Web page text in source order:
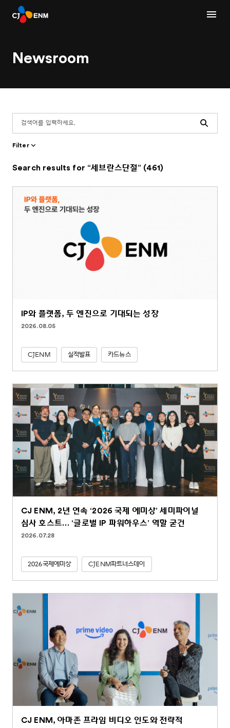
Newsroom
Search
Filter
Search results for “세브란스단절” (461)
IP와 플랫폼, 두 엔진으로 기대되는 성장
2026.08.05
CJENM 실적발표 카드뉴스
CJ ENM, 2년 연속 ‘2026 국제 에미상’ 세미파이널
심사 호스트… ‘글로벌 IP 파워하우스’ 역할 굳건
2026.07.28
2026국제에미상 CJENM파트너스데이
CJ ENM, 아마존 프라임 비디오 인도와 전략적